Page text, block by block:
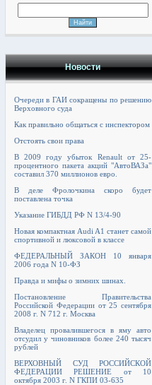
Новости
Очереди в ГАИ сокращены по решению
Верховного суда
Как правильно общаться с инспектором
Отстоять свои права
В 2009 году убыток Renault от 25-
процентного пакета акций "АвтоВАЗа"
составил 370 миллионов евро.
В деле Фролочкина скоро будет
поставлена точка
Указание ГИБДД РФ N 13/4-90
Новая компактная Audi A1 станет самой
спортивной и люксовой в классе
ФЕДЕРАЛЬНЫЙ ЗАКОН 10 января
2006 года N 10-ФЗ
Правда и мифы о зимних шинах.
Постановление Правительства
Российской Федерации от 25 сентября
2008 г. N 712 г. Москва
Владелец провалившегося в яму авто
отсудил у чиновников более 240 тысяч
рублей
ВЕРХОВНЫЙ СУД РОССИЙСКОЙ
ФЕДЕРАЦИИ РЕШЕНИЕ от 10
октября 2003 г. N ГКПИ 03-635